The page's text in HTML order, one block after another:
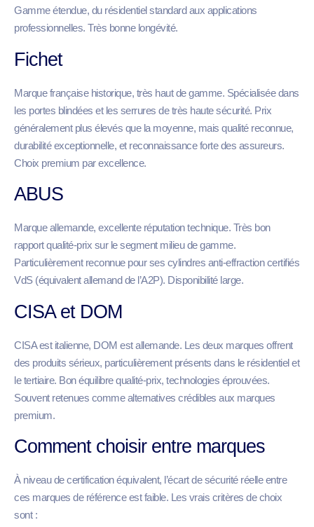
Gamme étendue, du résidentiel standard aux applications
professionnelles. Très bonne longévité.
Fichet
Marque française historique, très haut de gamme. Spécialisée dans
les portes blindées et les serrures de très haute sécurité. Prix
généralement plus élevés que la moyenne, mais qualité reconnue,
durabilité exceptionnelle, et reconnaissance forte des assureurs.
Choix premium par excellence.
ABUS
Marque allemande, excellente réputation technique. Très bon
rapport qualité-prix sur le segment milieu de gamme.
Particulièrement reconnue pour ses cylindres anti-effraction certifiés
VdS (équivalent allemand de l’A2P). Disponibilité large.
CISA et DOM
CISA est italienne, DOM est allemande. Les deux marques offrent
des produits sérieux, particulièrement présents dans le résidentiel et
le tertiaire. Bon équilibre qualité-prix, technologies éprouvées.
Souvent retenues comme alternatives crédibles aux marques
premium.
Comment choisir entre marques
À niveau de certification équivalent, l’écart de sécurité réelle entre
ces marques de référence est faible. Les vrais critères de choix
sont :